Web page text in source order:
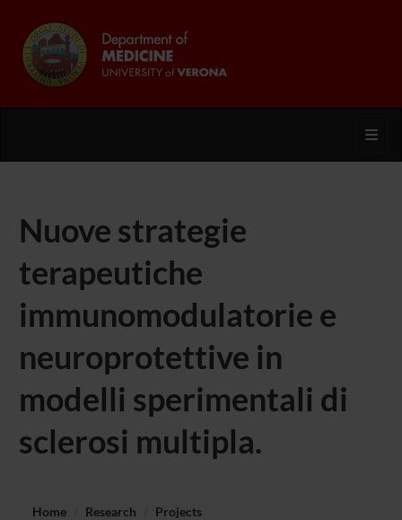
Nuove strategie
terapeutiche
immunomodulatorie e
neuroprotettive in
modelli sperimentali di
sclerosi multipla.
Home Research
Projects